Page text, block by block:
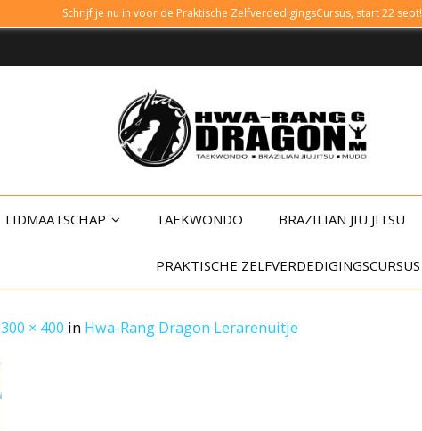
Schrijf je nu in voor de Praktische ZelfverdedigingsCursus, start 22 sept!
LIDMAATSCHAP TAEKWONDO BRAZILIAN JIU JITSU
PRAKTISCHE ZELFVERDEDIGINGSCURSUS
300 × 400 in Hwa-Rang Dragon Lerarenuitje